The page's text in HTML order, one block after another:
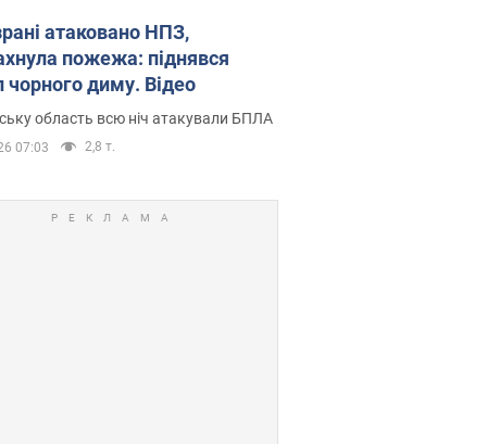
атаковано НПЗ,
пожежа: піднявся
чорного диму. Відео
область всю ніч атакували БПЛА
07:03 2,8 т.